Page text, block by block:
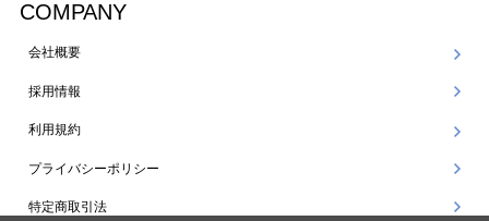
COMPANY
会社概要
採用情報
利用規約
プライバシーポリシー
特定商取引法